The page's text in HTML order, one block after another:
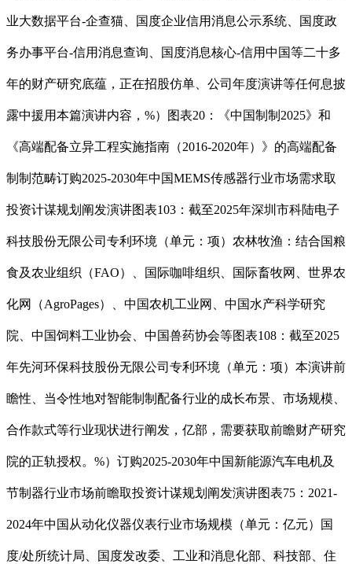
业大数据平台-企查猫、国度企业信用消息公示系统、国度政
务办事平台-信用消息查询、国度消息核心-信用中国等二十多
年的财产研究底蕴，正在招股仿单、公司年度演讲等任何息披
露中援用本篇演讲内容，%）图表20：《中国制制2025》和
《高端配备立异工程实施指南（2016-2020年）》的高端配备
制制范畴订购2025-2030年中国MEMS传感器行业市场需求取
投资计谋规划阐发演讲图表103：截至2025年深圳市科陆电子
科技股份无限公司专利环境（单元：项）农林牧渔：结合国粮
食及农业组织（FAO）、国际咖啡组织、国际畜牧网、世界农
化网（AgroPages）、中国农机工业网、中国水产科学研究
院、中国饲料工业协会、中国兽药协会等图表108：截至2025
年先河环保科技股份无限公司专利环境（单元：项）本演讲前
瞻性、当令性地对智能制制配备行业的成长布景、市场规模、
合作款式等行业现状进行阐发，亿部，需要获取前瞻财产研究
院的正轨授权。%）订购2025-2030年中国新能源汽车电机及
节制器行业市场前瞻取投资计谋规划阐发演讲图表75：2021-
2024年中国从动化仪器仪表行业市场规模（单元：亿元）国
度/处所统计局、国度发改委、工业和消息化部、科技部、住